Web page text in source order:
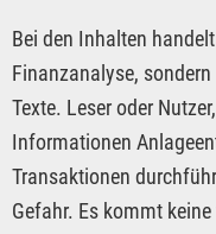
Bei den Inhalten
Finanzanalyse,
Texte. Leser oder
Informationen
Transaktionen
Gefahr. Es kommt